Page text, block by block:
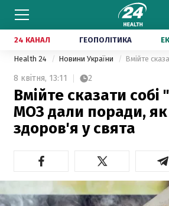
24 КАНАЛ ГЕОПОЛІТИКА
Health 24 Новини України
8 квітня, 13:11 2
Вмійте сказати собі
МОЗ дали поради, як
здоров'я у свята